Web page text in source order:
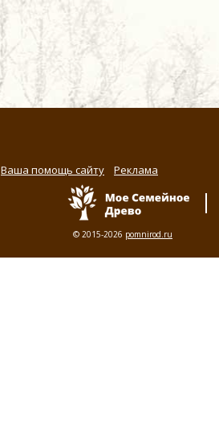
Ваша помощь сайту Реклама
© 2015-2026 pomnirod.ru